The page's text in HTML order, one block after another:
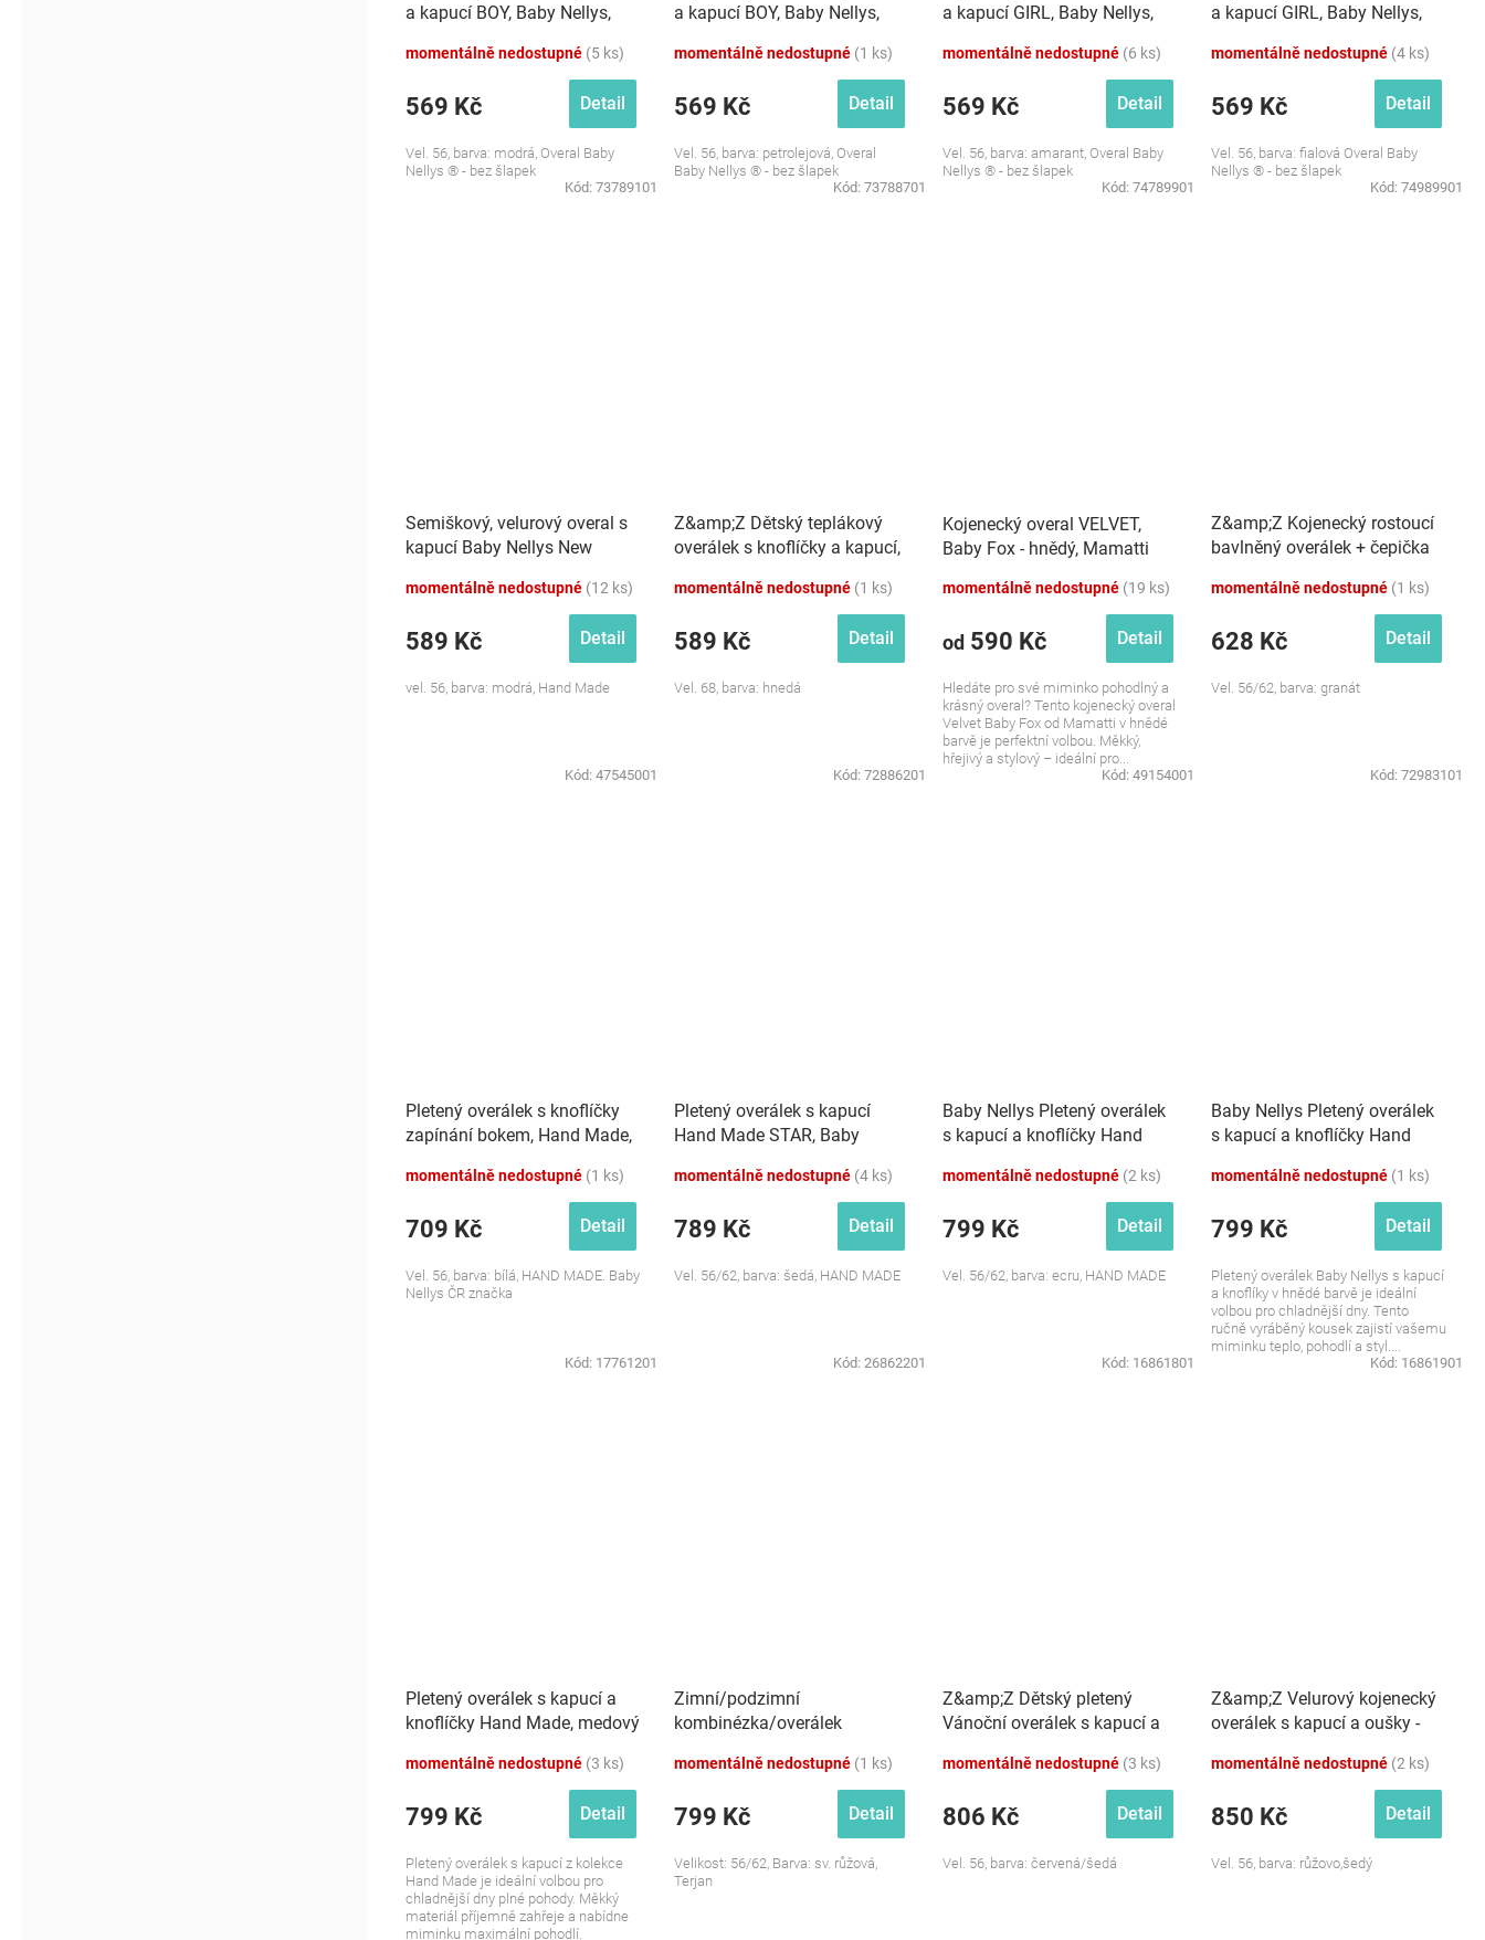
a kapucí BOY, Baby Nellys,
momentálně nedostupné (5 ks)
569 Kč Detail
Vel. 56, barva: modrá, Overal Baby
Nellys ® - bez šlapek
Kód: 73789101
a kapucí BOY, Baby Nellys,
momentálně nedostupné (1 ks)
569 Kč Detail
Vel. 56, barva: petrolejová, Overal
Baby Nellys ® - bez šlapek
Kód: 73788701
a kapucí GIRL, Baby Nellys,
momentálně nedostupné (6 ks)
569 Kč Detail
Vel. 56, barva: amarant, Overal Baby
Nellys ® - bez šlapek
Kód: 74789901
a kapucí GIRL, Baby Nellys,
momentálně nedostupné (4 ks)
569 Kč Detail
Vel. 56, barva: fialová Overal Baby
Nellys ® - bez šlapek
Kód: 74989901
Semiškový, velurový overal s
kapucí Baby Nellys New
momentálně nedostupné (12 ks)
589 Kč Detail
vel. 56, barva: modrá, Hand Made
Kód: 47545001
Z&amp;Z Dětský teplákový
overálek s knoflíčky a kapucí,
momentálně nedostupné (1 ks)
589 Kč Detail
Vel. 68, barva: hnedá
Kód: 72886201
Kojenecký overal VELVET,
Baby Fox - hnědý, Mamatti
momentálně nedostupné (19 ks)
od 590 Kč Detail
Hledáte pro své miminko pohodlný a
krásný overal? Tento kojenecký overal
Velvet Baby Fox od Mamatti v hnědé
barvě je perfektní volbou. Měkký,
hřejivý a stylový – ideální pro...
Kód: 49154001
Z&amp;Z Kojenecký rostoucí
bavlněný overálek + čepička
momentálně nedostupné (1 ks)
628 Kč Detail
Vel. 56/62, barva: granát
Kód: 72983101
Pletený overálek s knoflíčky
zapínání bokem, Hand Made,
momentálně nedostupné (1 ks)
709 Kč Detail
Vel. 56, barva: bílá, HAND MADE. Baby
Nellys ČR značka
Kód: 17761201
Pletený overálek s kapucí
Hand Made STAR, Baby
momentálně nedostupné (4 ks)
789 Kč Detail
Vel. 56/62, barva: šedá, HAND MADE
Kód: 26862201
Baby Nellys Pletený overálek
s kapucí a knoflíčky Hand
momentálně nedostupné (2 ks)
799 Kč Detail
Vel. 56/62, barva: ecru, HAND MADE
Kód: 16861801
Baby Nellys Pletený overálek
s kapucí a knoflíčky Hand
momentálně nedostupné (1 ks)
799 Kč Detail
Pletený overálek Baby Nellys s kapucí
a knoflíky v hnědé barvě je ideální
volbou pro chladnější dny. Tento
ručně vyráběný kousek zajistí vašemu
miminku teplo, pohodlí a styl....
Kód: 16861901
Pletený overálek s kapucí a
knoflíčky Hand Made, medový
momentálně nedostupné (3 ks)
799 Kč Detail
Pletený overálek s kapucí z kolekce
Hand Made je ideální volbou pro
chladnější dny plné pohody. Měkký
materiál příjemně zahřeje a nabídne
miminku maximální pohodlí.
Zimní/podzimní
kombinézka/overálek
momentálně nedostupné (1 ks)
799 Kč Detail
Velikost: 56/62, Barva: sv. růžová,
Terjan
Z&amp;Z Dětský pletený
Vánoční overálek s kapucí a
momentálně nedostupné (3 ks)
806 Kč Detail
Vel. 56, barva: červená/šedá
Z&amp;Z Velurový kojenecký
overálek s kapucí a oušky -
momentálně nedostupné (2 ks)
850 Kč Detail
Vel. 56, barva: růžovo,šedý